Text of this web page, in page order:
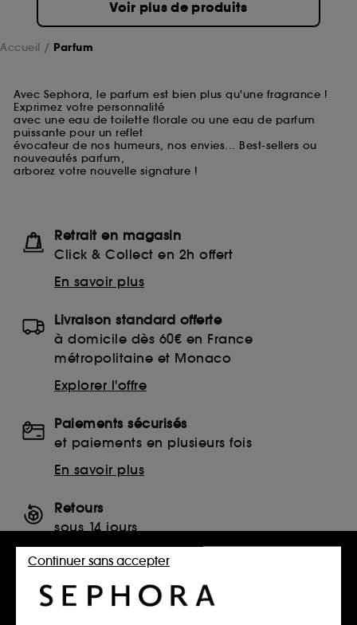
Voir plus de produits
Accueil Parfum
Avec Sephora, le parfum est bien plus qu'une fragrance !
Exprimez votre personnalité
avec une eau de toilette florale ou une eau de parfum
puissante pour un reflet
évocateur de nos humeurs, nos envies... Best-sellers ou
nouveautés parfum,
arborez votre nouvelle signature !
Retrait en magasin
Click & Collect en 2h offert
En savoir plus
Livraison standard offerte
à domicile dès 60€ en France
métropolitaine et Monaco
Explorer l'offre
Paiements sécurisés
et paiements en plusieurs fois
En savoir plus
Retours
sous 14 jours
Retourner mon article
SERVICES, CONTACT ET CONDITIONS DES OFFRES
Continuer sans accepter